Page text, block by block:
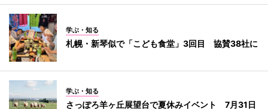
学ぶ・知る
札幌・新琴似で「こども食堂」3回目 協賛38社に
学ぶ・知る
さっぽろ羊ヶ丘展望台で夏休みイベント 7月31日